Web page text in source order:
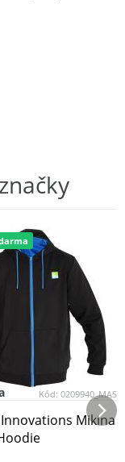
Kód: 0209940_MAS
Mikina